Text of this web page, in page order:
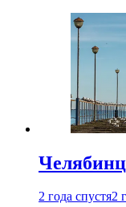
2 года спустя2